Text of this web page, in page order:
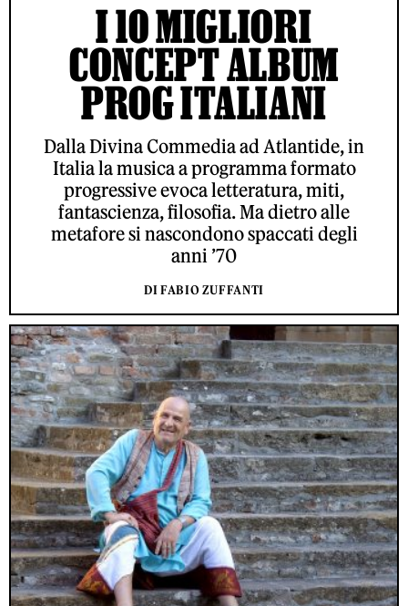
I 10 MIGLIORI
CONCEPT ALBUM
PROG ITALIANI
Dalla Divina Commedia ad Atlantide, in
Italia la musica a programma formato
progressive evoca letteratura, miti,
fantascienza, filosofia. Ma dietro alle
metafore si nascondono spaccati degli
anni ’70
DI FABIO ZUFFANTI